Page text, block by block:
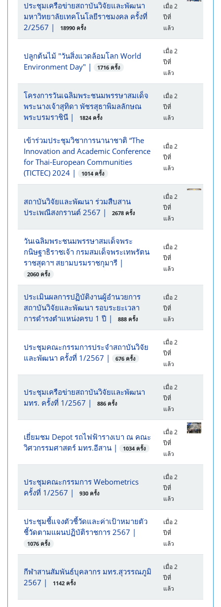
ประชุมเครือข่ายสถาบันวิจัยและพัฒนา
มหาวิทยาลัยเทคโนโลยีราชมงคล ครั้งที่
2/2567 | 18990 ครั้ง
เมื่อ 2
ปีที่
แล้ว
ปลูกต้นไม้ "วันสิ่งแวดล้อมโลก World
Environment Day" | 1716 ครั้ง
เมื่อ 2
ปีที่
แล้ว
โครงการวันเฉลิมพระชนมพรรษาสมเด็จ
พระนางเจ้าสุทิดา พัชรสุธาพิมลลักษณ
พระบรมราชินี | 1824 ครั้ง
เมื่อ 2
ปีที่
แล้ว
เข้าร่วมประชุมวิชาการนานาชาติ “The
Innovation and Academic Conference
for Thai-European Communities
(TICTEC) 2024 | 1014 ครั้ง
เมื่อ 2
ปีที่
แล้ว
สถาบันวิจัยและพัฒนา ร่วมสืบสาน
ประเพณีสงกรานต์ 2567 | 2678 ครั้ง
เมื่อ 2
ปีที่
แล้ว
วันเฉลิมพระชนมพรรษาสมเด็จพระ
กนิษฐาธิราชเจ้า กรมสมเด็จพระเทพรัตน
ราชสุดาฯ สยามบรมราชกุมารี |
2060 ครั้ง
เมื่อ 2
ปีที่
แล้ว
ประเมินผลการปฏิบัติงานผู้อำนวยการ
สถาบันวิจัยและพัฒนา รอบระยะเวลา
การดำรงตำแหน่งครบ 1 ปี | 888 ครั้ง
เมื่อ 2
ปีที่
แล้ว
ประชุมคณะกรรมการประจำสถาบันวิจัย
และพัฒนา ครั้งที่ 1/2567 | 676 ครั้ง
เมื่อ 2
ปีที่
แล้ว
ประชุมเครือข่ายสถาบันวิจัยและพัฒนา
มทร. ครั้งที่ 1/2567 | 886 ครั้ง
เมื่อ 2
ปีที่
แล้ว
เยี่ยมชม Depot รถไฟฟ้ารางเบา ณ คณะ
วิศวกรรมศาสตร์ มทร.อีสาน | 1034 ครั้ง
เมื่อ 2
ปีที่
แล้ว
ประชุมคณะกรรมการ Webometrics
ครั้งที่ 1/2567 | 930 ครั้ง
เมื่อ 2
ปีที่
แล้ว
ประชุมชี้แจงตัวชี้วัดและค่าเป้าหมายตัว
ชี้วัดตามแผนปฏิบัติราชการ 2567 |
1076 ครั้ง
เมื่อ 2
ปีที่
แล้ว
กีฬาสานสัมพันธ์บุคลากร มทร.สุวรรณภูมิ
2567 | 1142 ครั้ง
เมื่อ 2
ปีที่
แล้ว